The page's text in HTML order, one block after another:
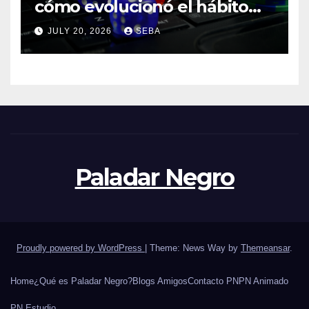
cómo evolucionó el hábito
del hincha en la era digital
JULY 20, 2026 SEBA
Paladar Negro
Proudly powered by WordPress | Theme: News Way by Themeansar.
Home¿Qué es Paladar Negro?Blogs AmigosContacto PN PN Animado